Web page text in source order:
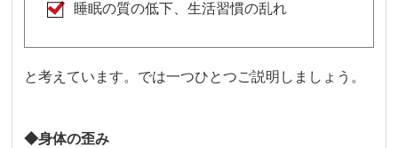
睡眠の質の低下、生活習慣の乱れ
と考えています。では一つひとつご説明しましょう。
◆身体の歪み